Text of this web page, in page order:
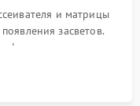
и матрицы
засветов.
плат и
корпуса монитора.